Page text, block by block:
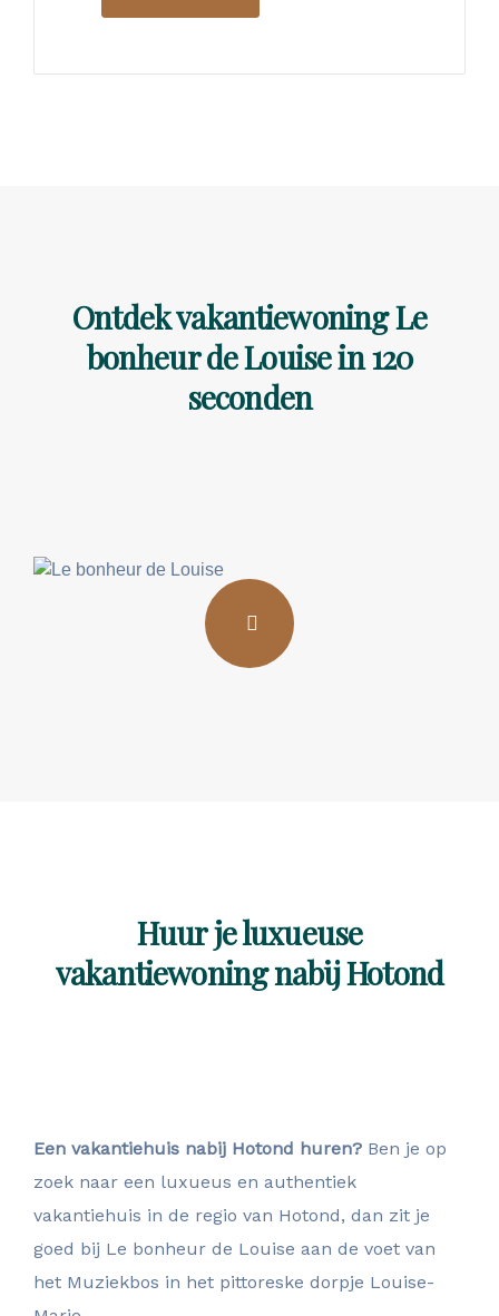
Ontdek vakantiewoning Le
bonheur de Louise in 120
seconden
Huur je luxueuse
vakantiewoning nabij Hotond
Een vakantiehuis nabij Hotond huren? Ben je op
zoek naar een luxueus en authentiek
vakantiehuis in de regio van Hotond, dan zit je
goed bij Le bonheur de Louise aan de voet van
het Muziekbos in het pittoreske dorpje Louise-